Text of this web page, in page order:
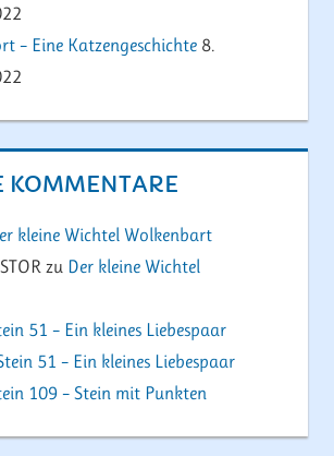
– Eine Katzengeschichte 8.
KOMMENTARE
kleine Wichtel Wolkenbart
zu Der kleine Wichtel
51 – Ein kleines Liebespaar
51 – Ein kleines Liebespaar
109 – Stein mit Punkten